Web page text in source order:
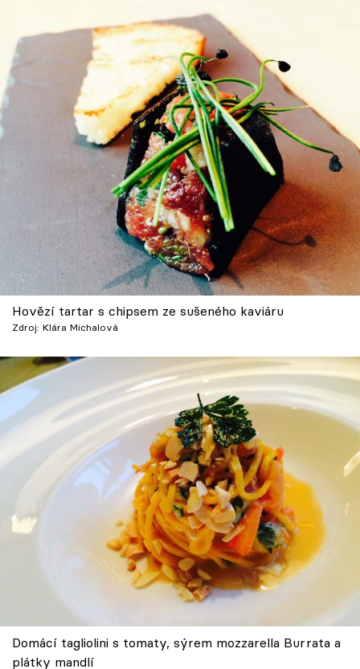
Hovězí tartar s chipsem ze sušeného kaviáru
Zdroj: Klára Michalová
Domácí tagliolini s tomaty, sýrem mozzarella Burrata a
plátky mandlí